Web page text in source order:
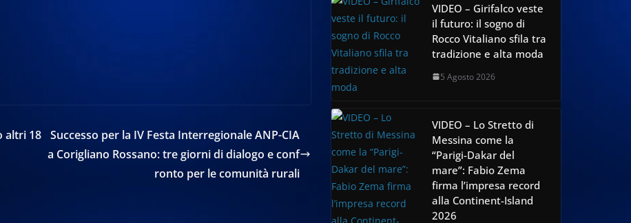
altri 18 Successo per la IV Festa Interregionale ANP-CIA
a Corigliano Rossano: tre giorni di dialogo e conf
ronto per le comunità rurali
VIDEO – Girifalco veste
il futuro: il sogno di
Rocco Vitaliano sfila tra
tradizione e alta moda
5 Agosto 2026
VIDEO – Lo Stretto di
Messina come la
“Parigi-Dakar del
mare”: Fabio Zema
firma l’impresa record
alla Continent-Island
2026